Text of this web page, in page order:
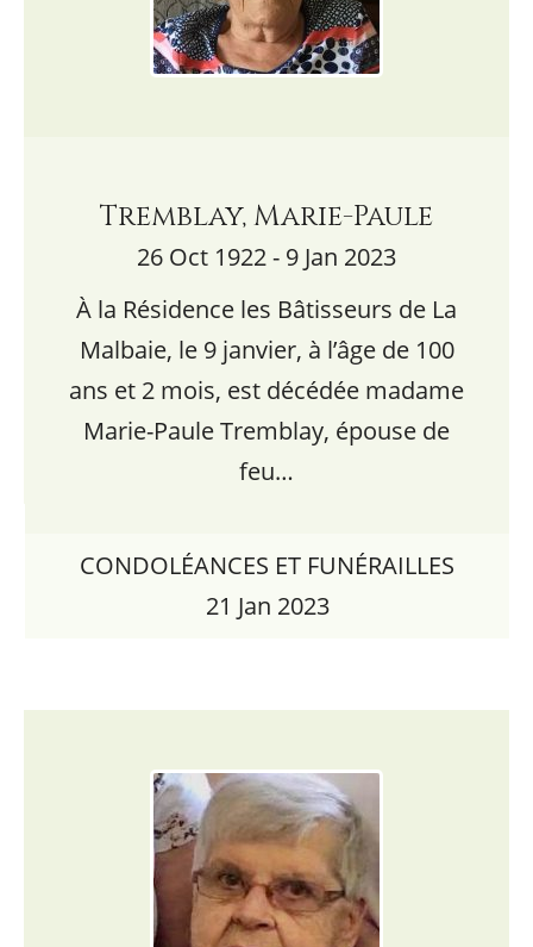
Tremblay, Marie-Paule
26 Oct 1922 - 9 Jan 2023
À la Résidence les Bâtisseurs de La
Malbaie, le 9 janvier, à l’âge de 100
ans et 2 mois, est décédée madame
Marie-Paule Tremblay, épouse de
feu…
CONDOLÉANCES ET FUNÉRAILLES
21 Jan 2023